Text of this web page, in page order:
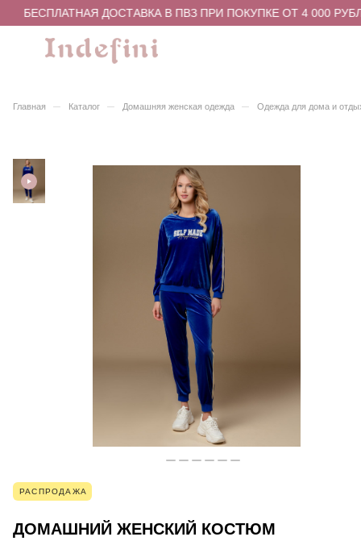
БЕСПЛАТНАЯ ДОСТАВКА В ПВЗ ПРИ ПОКУПКЕ ОТ 4 000
Главная – Каталог – Домашняя женская одежда – Одежда для дома и
РАСПРОДАЖА
ДОМАШНИЙ ЖЕНСКИЙ КОСТЮМ